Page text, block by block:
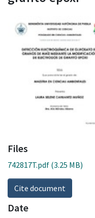
Files
742817T.pdf (3.25 MB)
Cite document
Date